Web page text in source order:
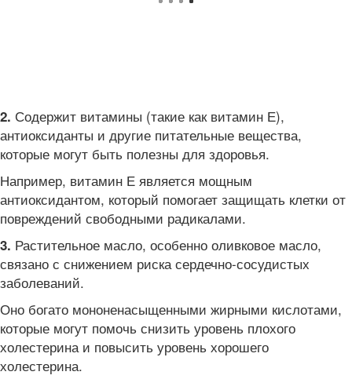
2. Содержит витамины (такие как витамин Е),
антиоксиданты и другие питательные вещества,
которые могут быть полезны для здоровья.
Например, витамин Е является мощным
антиоксидантом, который помогает защищать клетки от
повреждений свободными радикалами.
3. Растительное масло, особенно оливковое масло,
связано с снижением риска сердечно-сосудистых
заболеваний.
Оно богато мононенасыщенными жирными кислотами,
которые могут помочь снизить уровень плохого
холестерина и повысить уровень хорошего
холестерина.